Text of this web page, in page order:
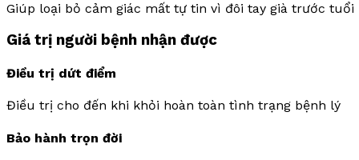
Giúp loại bỏ cảm giác mất tự tin vì đôi tay già trước tuổi
Giá trị người bệnh nhận được
Điều trị dứt điểm
Điều trị cho đến khi khỏi hoàn toàn tình trạng bệnh lý
Bảo hành trọn đời